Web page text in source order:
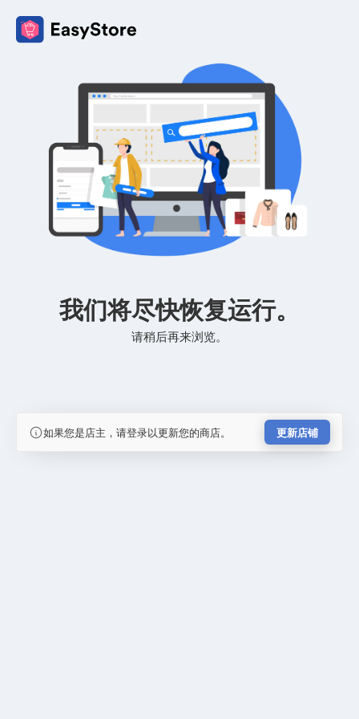
我们将尽快恢复运行。
请稍后再来浏览。
如果您是店主，请登录以更新您的商店。 更新店铺